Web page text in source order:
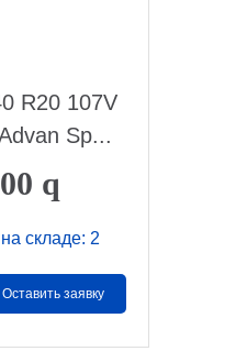
R20 107V
Sp...
q
складе: 2
Оставить заявку